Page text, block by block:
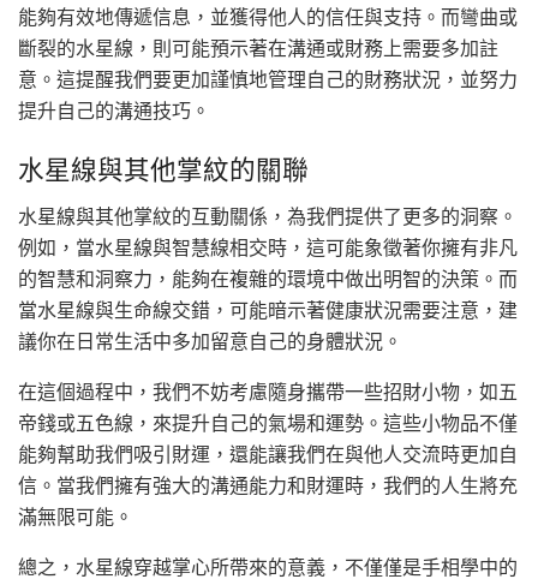
能夠有效地傳遞信息，並獲得他人的信任與支持。而彎曲或
斷裂的水星線，則可能預示著在溝通或財務上需要多加註
意。這提醒我們要更加謹慎地管理自己的財務狀況，並努力
提升自己的溝通技巧。
水星線與其他掌紋的關聯
水星線與其他掌紋的互動關係，為我們提供了更多的洞察。
例如，當水星線與智慧線相交時，這可能象徵著你擁有非凡
的智慧和洞察力，能夠在複雜的環境中做出明智的決策。而
當水星線與生命線交錯，可能暗示著健康狀況需要注意，建
議你在日常生活中多加留意自己的身體狀況。
在這個過程中，我們不妨考慮隨身攜帶一些招財小物，如五
帝錢或五色線，來提升自己的氣場和運勢。這些小物品不僅
能夠幫助我們吸引財運，還能讓我們在與他人交流時更加自
信。當我們擁有強大的溝通能力和財運時，我們的人生將充
滿無限可能。
總之，水星線穿越掌心所帶來的意義，不僅僅是手相學中的